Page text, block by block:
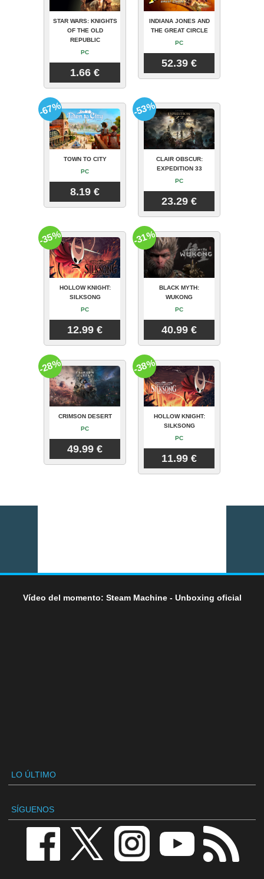
STAR WARS: KNIGHTS
OF THE OLD
REPUBLIC
PC
1.66 €
INDIANA JONES AND
THE GREAT CIRCLE
PC
52.39 €
TOWN TO CITY
PC
8.19 €
-67%
CLAIR OBSCUR:
EXPEDITION 33
PC
23.29 €
-53%
HOLLOW KNIGHT:
SILKSONG
PC
12.99 €
-35%
BLACK MYTH:
WUKONG
PC
40.99 €
-31%
CRIMSON DESERT
PC
49.99 €
-28%
HOLLOW KNIGHT:
SILKSONG
PC
11.99 €
-38%
Vídeo del momento: Steam Machine - Unboxing oficial
LO ÚLTIMO
SÍGUENOS